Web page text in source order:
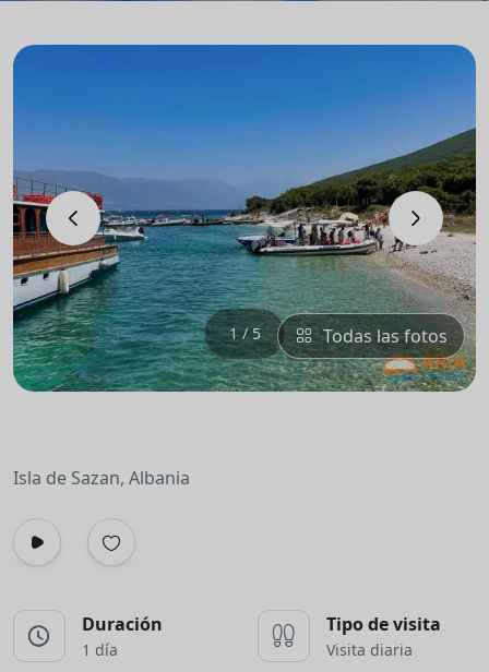
‹ ›
1 / 5 Todas las fotos
Isla de Sazan, Albania
Duración
1 día
Tipo de visita
Visita diaria